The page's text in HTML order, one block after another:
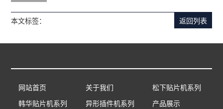
返回列表
本文标签：
网站首页 关于我们
松下贴片机系列
韩华贴片机系列
异形插件机系列
产品展示